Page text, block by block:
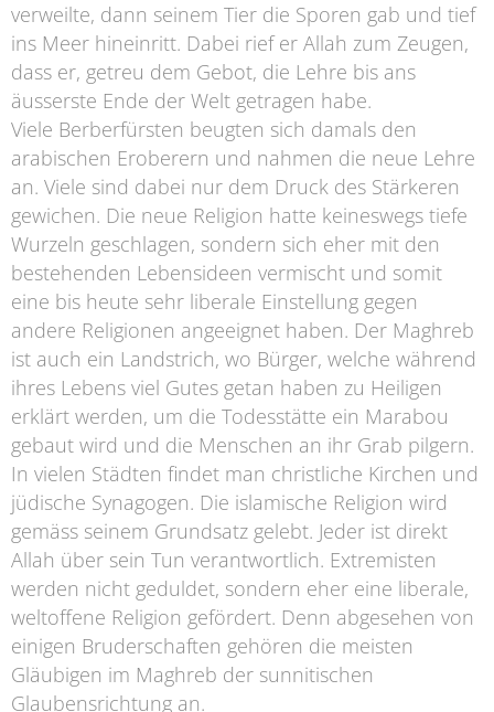
verweilte, dann seinem Tier die Sporen gab und tief
ins Meer hineinritt. Dabei rief er Allah zum Zeugen,
dass er, getreu dem Gebot, die Lehre bis ans
äusserste Ende der Welt getragen habe.
Viele Berberfürsten beugten sich damals den
arabischen Eroberern und nahmen die neue Lehre
an. Viele sind dabei nur dem Druck des Stärkeren
gewichen. Die neue Religion hatte keineswegs tiefe
Wurzeln geschlagen, sondern sich eher mit den
bestehenden Lebensideen vermischt und somit
eine bis heute sehr liberale Einstellung gegen
andere Religionen angeeignet haben. Der Maghreb
ist auch ein Landstrich, wo Bürger, welche während
ihres Lebens viel Gutes getan haben zu Heiligen
erklärt werden, um die Todesstätte ein Marabou
gebaut wird und die Menschen an ihr Grab pilgern.
In vielen Städten findet man christliche Kirchen und
jüdische Synagogen. Die islamische Religion wird
gemäss seinem Grundsatz gelebt. Jeder ist direkt
Allah über sein Tun verantwortlich. Extremisten
werden nicht geduldet, sondern eher eine liberale,
weltoffene Religion gefördert. Denn abgesehen von
einigen Bruderschaften gehören die meisten
Gläubigen im Maghreb der sunnitischen
Glaubensrichtung an.